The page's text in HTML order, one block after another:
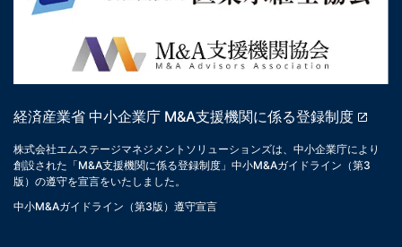
経済産業省 中小企業庁 M&A支援機関に係る登録制度
株式会社エムステージマネジメントソリューションズは、中小企業庁により
創設された「M&A支援機関に係る登録制度」中小M&Aガイドライン（第3
版）の遵守を宣言をいたしました。
中小M&Aガイドライン（第3版）遵守宣言